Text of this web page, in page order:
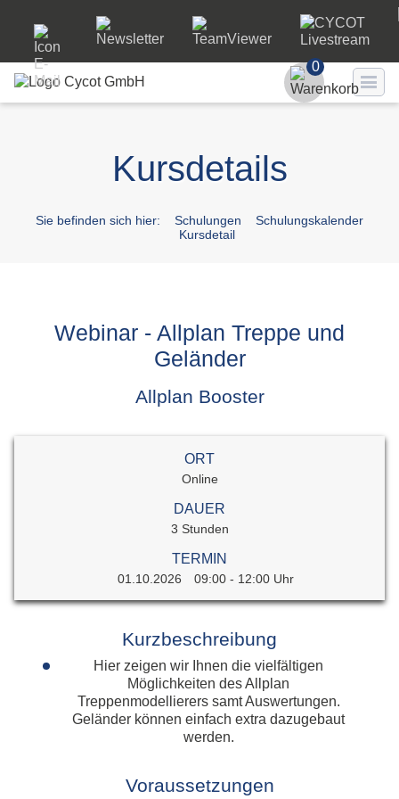
Passwort
Passwort
0
Kursdetails
Sie befinden sich hier: Schulungen
Schulungskalender
Kursdetail
Webinar - Allplan Treppe und
Geländer
Allplan Booster
ORT
Online
DAUER
3 Stunden
TERMIN
01.10.2026 09:00 - 12:00 Uhr
Kurzbeschreibung
Hier zeigen wir Ihnen die vielfältigen
Möglichkeiten des Allplan
Treppenmodellierers samt Auswertungen.
Geländer können einfach extra dazugebaut
werden.
Voraussetzungen